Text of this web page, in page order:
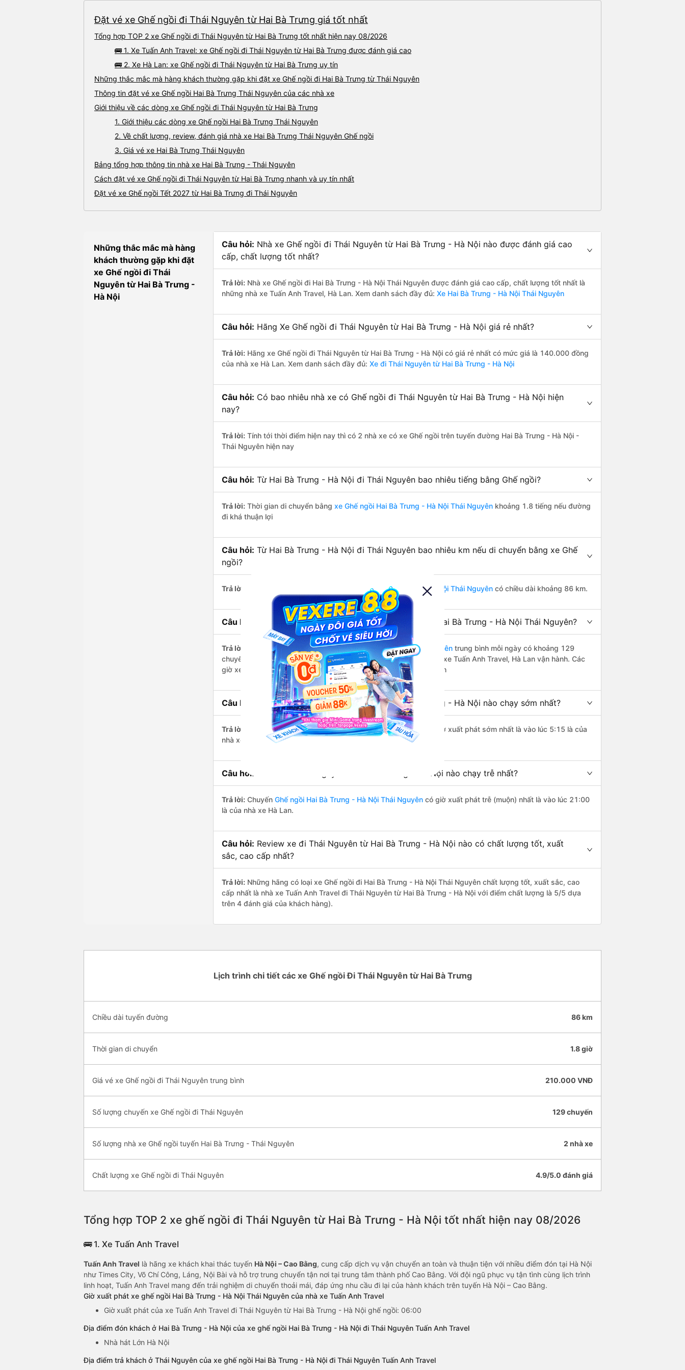
Đặt vé xe Ghế ngồi đi Thái Nguyên từ Hai Bà Trưng giá tốt nhất
Tổng hợp TOP 2 xe Ghế ngồi đi Thái Nguyên từ Hai Bà Trưng tốt nhất hiện nay 08/2026
🚌 1. Xe Tuấn Anh Travel: xe Ghế ngồi đi Thái Nguyên từ Hai Bà Trưng được đánh giá cao
🚌 2. Xe Hà Lan: xe Ghế ngồi đi Thái Nguyên từ Hai Bà Trưng uy tín
Những thắc mắc mà hàng khách thường gặp khi đặt xe Ghế ngồi đi Hai Bà Trưng từ Thái Nguyên
Thông tin đặt vé xe Ghế ngồi Hai Bà Trưng Thái Nguyên của các nhà xe
Giới thiệu về các dòng xe Ghế ngồi đi Thái Nguyên từ Hai Bà Trưng
1. Giới thiệu các dòng xe Ghế ngồi Hai Bà Trưng Thái Nguyên
2. Về chất lượng, review, đánh giá nhà xe Hai Bà Trưng Thái Nguyên Ghế ngồi
3. Giá vé xe Hai Bà Trưng Thái Nguyên
Bảng tổng hợp thông tin nhà xe Hai Bà Trưng - Thái Nguyên
Cách đặt vé xe Ghế ngồi đi Thái Nguyên từ Hai Bà Trưng nhanh và uy tín nhất
Đặt vé xe Ghế ngồi Tết 2027 từ Hai Bà Trưng đi Thái Nguyên
Những thắc mắc mà hàng
khách thường gặp khi đặt
xe Ghế ngồi đi Thái
Nguyên từ Hai Bà Trưng -
Hà Nội
Câu hỏi: Nhà xe Ghế ngồi đi Thái Nguyên từ Hai Bà Trưng - Hà Nội nào được đánh giá cao
cấp, chất lượng tốt nhất?
Trả lời: Nhà xe Ghế ngồi đi Hai Bà Trưng - Hà Nội Thái Nguyên được đánh giá cao cấp, chất lượng tốt nhất là
những nhà xe Tuấn Anh Travel, Hà Lan. Xem danh sách đầy đủ: Xe Hai Bà Trưng - Hà Nội Thái Nguyên
Câu hỏi: Hãng Xe Ghế ngồi đi Thái Nguyên từ Hai Bà Trưng - Hà Nội giá rẻ nhất?
Trả lời: Hãng xe Ghế ngồi đi Thái Nguyên từ Hai Bà Trưng - Hà Nội có giá rẻ nhất có mức giá là 140.000 đồng
của nhà xe Hà Lan. Xem danh sách đầy đủ: Xe đi Thái Nguyên từ Hai Bà Trưng - Hà Nội
Câu hỏi: Có bao nhiêu nhà xe có Ghế ngồi đi Thái Nguyên từ Hai Bà Trưng - Hà Nội hiện
nay?
Trả lời: Tính tới thời điểm hiện nay thì có 2 nhà xe có xe Ghế ngồi trên tuyến đường Hai Bà Trưng - Hà Nội -
Thái Nguyên hiện nay
Câu hỏi: Từ Hai Bà Trưng - Hà Nội đi Thái Nguyên bao nhiêu tiếng bằng Ghế ngồi?
Trả lời: Thời gian di chuyển bằng xe Ghế ngồi Hai Bà Trưng - Hà Nội Thái Nguyên khoảng 1.8 tiếng nếu đường
đi khá thuận lợi
Câu hỏi: Từ Hai Bà Trưng - Hà Nội đi Thái Nguyên bao nhiêu km nếu di chuyển bằng xe Ghế
ngồi?
Trả lời: xe Ghế ngồi đi Hai Bà Trưng - Hà Nội Thái Nguyên có chiều dài khoảng 86 km.
Câu hỏi: Mỗi ngày có bao nhiêu chuyến xe Ghế ngồi đi Hai Bà Trưng - Hà Nội Thái Nguyên?
Trả lời: Tuyến đường xe Ghế ngồi Hai Bà Trưng - Hà Nội Thái Nguyên trung bình mỗi ngày có khoảng 129
chuyến trên
Vexere.combắt đầu từ 5:15 đến 21:00 bởi 2 nhà xe: xe Tuấn Anh Travel, Hà Lan vận hành. Các
giờ xe chạy có đầy đủ cả ban ngày, buổi trưa, buổi chiều, ban đêm
Câu hỏi: Nhà xe Ghế ngồi đi Thái Nguyên từ Hai Bà Trưng - Hà Nội nào chạy sớm nhất?
Trả lời: ChuyếnGhế ngồi Hai Bà Trưng - Hà Nội Thái Nguyên
có giờ xuất phát sớm nhất là vào lúc 5:15 là của
nhà xe Hà Lan.
Câu hỏi: Nhà xe đi Thái Nguyên từ Hai Bà Trưng - Hà Nội nào chạy trễ nhất?
Trả lời: Chuyến Ghế ngồi Hai Bà Trưng - Hà Nội Thái Nguyên có giờ xuất phát trễ (muộn) nhất là vào lúc 21:00
là của nhà xe Hà Lan.
Câu hỏi: Review xe đi Thái Nguyên từ Hai Bà Trưng - Hà Nội nào có chất lượng tốt, xuất
sắc, cao cấp nhất?
Trả lời: Những hãng có loại xe Ghế ngồi đi Hai Bà Trưng - Hà Nội Thái Nguyên chất lượng tốt, xuất sắc, cao
cấp nhất là nhà xe Tuấn Anh Travel đi Thái Nguyên từ Hai Bà Trưng - Hà Nội với điểm chất lượng là 5/5 dựa
trên 4 đánh giá của khách hàng).
Lịch trình chi tiết các xe Ghế ngồi Đi Thái Nguyên từ Hai Bà Trưng
Chiều dài tuyến đường 86 km
Thời gian di chuyển 1.8 giờ
Giá vé xe Ghế ngồi đi Thái Nguyên trung bình 210.000 VNĐ
Số lượng chuyến xe Ghế ngồi đi Thái Nguyên 129 chuyến
Số lượng nhà xe Ghế ngồi tuyến Hai Bà Trưng - Thái Nguyên 2 nhà xe
Chất lượng xe Ghế ngồi đi Thái Nguyên 4.9/5.0 đánh giá
Tổng hợp TOP 2 xe ghế ngồi đi Thái Nguyên từ Hai Bà Trưng - Hà Nội tốt nhất hiện nay 08/2026
🚌 1. Xe Tuấn Anh Travel
Tuấn Anh Travel là hãng xe khách khai thác tuyến Hà Nội – Cao Bằng, cung cấp dịch vụ vận chuyển an toàn và thuận tiện với nhiều điểm đón tại Hà Nội
như Times City, Võ Chí Công, Láng, Nội Bài và hỗ trợ trung chuyển tận nơi tại trung tâm thành phố Cao Bằng. Với đội ngũ phục vụ tận tình cùng lịch trình
linh hoạt, Tuấn Anh Travel mang đến trải nghiệm di chuyển thoải mái, đáp ứng nhu cầu đi lại của hành khách trên tuyến Hà Nội – Cao Bằng.
Giờ xuất phát xe ghế ngồi Hai Bà Trưng - Hà Nội Thái Nguyên của nhà xe Tuấn Anh Travel
Giờ xuất phát của xe Tuấn Anh Travel đi Thái Nguyên từ Hai Bà Trưng - Hà Nội ghế ngồi: 06:00
Địa điểm đón khách ở Hai Bà Trưng - Hà Nội của xe ghế ngồi Hai Bà Trưng - Hà Nội đi Thái Nguyên Tuấn Anh Travel
Nhà hát Lớn Hà Nội
Địa điểm trả khách ở Thái Nguyên của xe ghế ngồi Hai Bà Trưng - Hà Nội đi Thái Nguyên Tuấn Anh Travel